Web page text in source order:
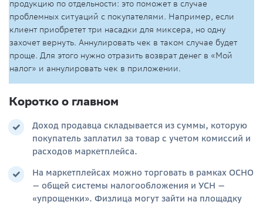
продукцию по отдельности: это поможет в случае
проблемных ситуаций с покупателями. Например, если
клиент приобретет три насадки для миксера, но одну
захочет вернуть. Аннулировать чек в таком случае будет
проще. Для этого нужно отразить возврат денег в «Мой
налог» и аннулировать чек в приложении.
Коротко о главном
Доход продавца складывается из суммы, которую
покупатель заплатил за товар с учетом комиссий и
расходов маркетплейса.
На маркетплейсах можно торговать в рамках ОСНО
— общей системы налогообложения и УСН —
«упрощенки». Физлица могут зайти на площадку